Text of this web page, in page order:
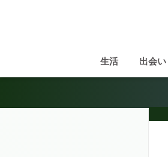
生活 出会い